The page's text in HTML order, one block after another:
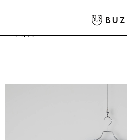
9.1oz マグナムウェイト ビッグシルエッ
ブ有り）